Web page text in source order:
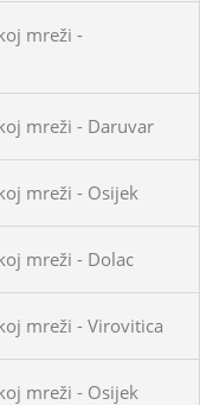
mreži -
mreži - Daruvar
mreži - Osijek
mreži - Dolac
mreži - Virovitica
mreži - Osijek